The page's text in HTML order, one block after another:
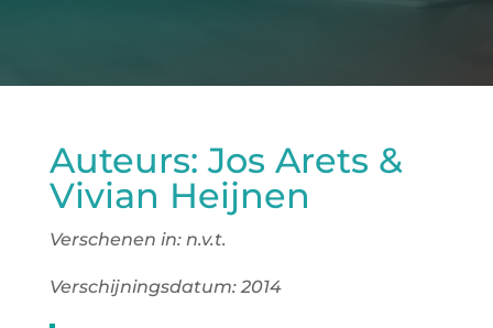
Auteurs: Jos Arets &
Vivian Heijnen
Verschenen in: n.v.t.
Verschijningsdatum: 2014